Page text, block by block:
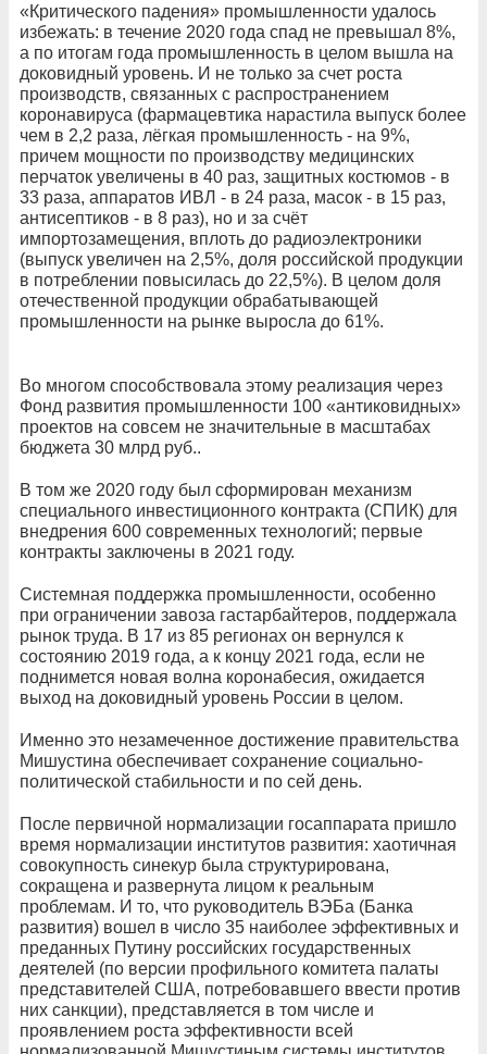
«Критического падения» промышленности удалось
избежать: в течение 2020 года спад не превышал 8%,
а по итогам года промышленность в целом вышла на
доковидный уровень. И не только за счет роста
производств, связанных с распространением
коронавируса (фармацевтика нарастила выпуск более
чем в 2,2 раза, лёгкая промышленность - на 9%,
причем мощности по производству медицинских
перчаток увеличены в 40 раз, защитных костюмов - в
33 раза, аппаратов ИВЛ - в 24 раза, масок - в 15 раз,
антисептиков - в 8 раз), но и за счёт
импортозамещения, вплоть до радиоэлектроники
(выпуск увеличен на 2,5%, доля российской продукции
в потреблении повысилась до 22,5%). В целом доля
отечественной продукции обрабатывающей
промышленности на рынке выросла до 61%.
Во многом способствовала этому реализация через
Фонд развития промышленности 100 «антиковидных»
проектов на совсем не значительные в масштабах
бюджета 30 млрд руб..
В том же 2020 году был сформирован механизм
специального инвестиционного контракта (СПИК) для
внедрения 600 современных технологий; первые
контракты заключены в 2021 году.
Системная поддержка промышленности, особенно
при ограничении завоза гастарбайтеров, поддержала
рынок труда. В 17 из 85 регионах он вернулся к
состоянию 2019 года, а к концу 2021 года, если не
поднимется новая волна коронабесия, ожидается
выход на доковидный уровень России в целом.
Именно это незамеченное достижение правительства
Мишустина обеспечивает сохранение социально-
политической стабильности и по сей день.
После первичной нормализации госаппарата пришло
время нормализации институтов развития: хаотичная
совокупность синекур была структурирована,
сокращена и развернута лицом к реальным
проблемам. И то, что руководитель ВЭБа (Банка
развития) вошел в число 35 наиболее эффективных и
преданных Путину российских государственных
деятелей (по версии профильного комитета палаты
представителей США, потребовавшего ввести против
них санкции), представляется в том числе и
проявлением роста эффективности всей